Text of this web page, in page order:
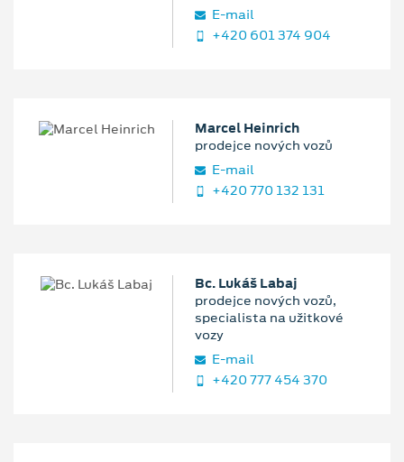
E‑mail
+420 601 374 904
Marcel Heinrich
prodejce nových vozů
E‑mail
+420 770 132 131
Bc. Lukáš Labaj
prodejce nových vozů,
specialista na užitkové
vozy
E‑mail
+420 777 454 370